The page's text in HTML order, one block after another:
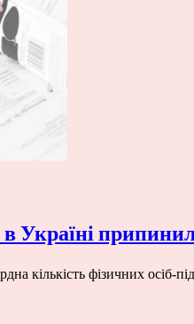
Україні
кількість фізичних